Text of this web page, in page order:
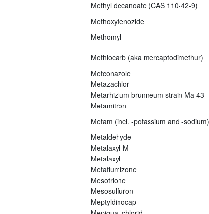
Methyl decanoate (CAS 110-42-9)
Methoxyfenozide
Methomyl
Methiocarb (aka mercaptodimethur)
Metconazole
Metazachlor
Metarhizium brunneum strain Ma 43
Metamitron
Metam (incl. -potassium and -sodium)
Metaldehyde
Metalaxyl-M
Metalaxyl
Metaflumizone
Mesotrione
Mesosulfuron
Meptyldinocap